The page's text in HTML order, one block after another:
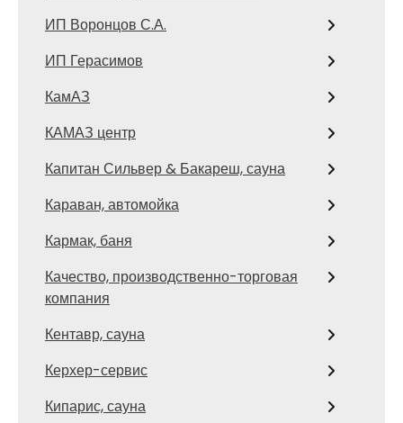
ИП Воронцов С.А.
ИП Герасимов
КамАЗ
КАМАЗ центр
Капитан Сильвер & Бакареш, сауна
Караван, автомойка
Кармак, баня
Качество, производственно-торговая
компания
Кентавр, сауна
Керхер-сервис
Кипарис, сауна